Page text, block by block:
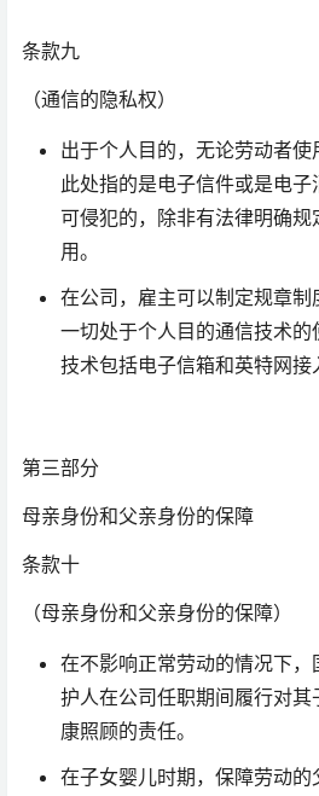
条款九
（通信的隐私权）
出于个人目的，无论劳动者使
此处指的是电子信件或是电
可侵犯的，除非有法律明确
用。
在公司，雇主可以制定规章
一切处于个人目的通信技术
技术包括电子信箱和英特网接
第三部分
母亲身份和父亲身份的保障
条款十
（母亲身份和父亲身份的保障）
在不影响正常劳动的情况下
护人在公司任职期间履行对
康照顾的责任。
在子女婴儿时期，保障劳动